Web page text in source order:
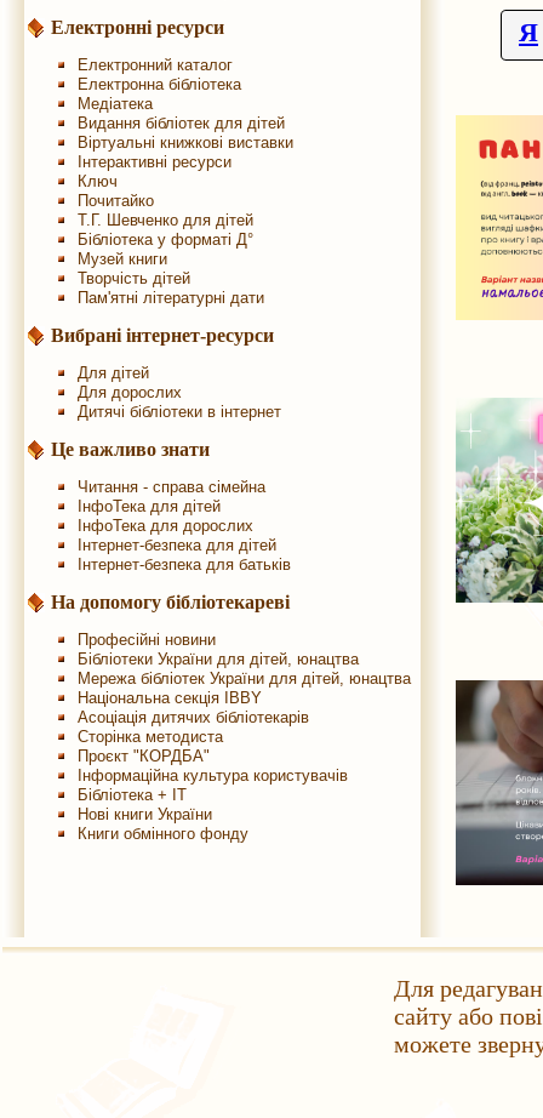
Електронні ресурси
Електронний каталог
Електронна бібліотека
Медіатека
Видання бібліотек для дітей
Віртуальні книжкові виставки
Інтерактивні ресурси
Ключ
Почитайко
Т.Г. Шевченко для дітей
Бібліотека у форматі Д°
Музей книги
Творчість дітей
Пам'ятні літературні дати
Вибрані інтернет-ресурси
Для дітей
Для дорослих
Дитячі бібліотеки в інтернет
Це важливо знати
Читання - справа сімейна
ІнфоТека для дітей
ІнфоТека для дорослих
Інтернет-безпека для дітей
Інтернет-безпека для батьків
На допомогу бібліотекареві
Професійні новини
Бібліотеки України для дітей, юнацтва
Мережа бібліотек України для дітей, юнацтва
Національна секція IBBY
Асоціація дитячих бібліотекарів
Сторінка методиста
Проєкт "КОРДБА"
Інформаційна культура користувачів
Бібліотека + IT
Нові книги України
Книги обмінного фонду
Я
Для
сайту або
можете